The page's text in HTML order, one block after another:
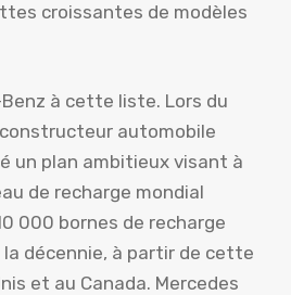
croissantes de modèles
à cette liste. Lors du
constructeur automobile
un plan ambitieux visant à
de recharge mondial
000 bornes de recharge
la décennie, à partir de cette
et au Canada. Mercedes